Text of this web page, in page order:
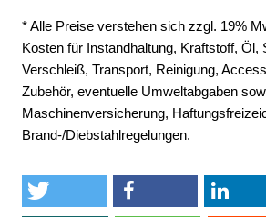
* Alle Preise verstehen sich zzgl. 19%
Kosten für Instandhaltung, Kraftstoff, Öl,
Verschleiß, Transport, Reinigung,
Zubehör, eventuelle Umweltabgaben
Maschinenversicherung,
Brand-/Diebstahlregelungen.